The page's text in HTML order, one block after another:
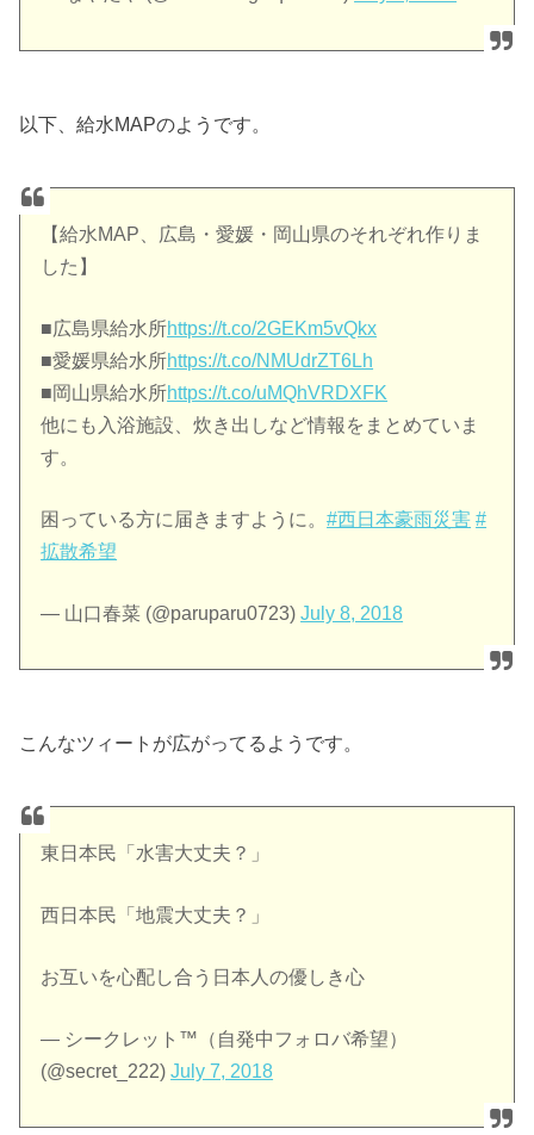
以下、給水MAPのようです。
【給水MAP、広島・愛媛・岡山県のそれぞれ作りま
した】
■広島県給水所https://t.co/2GEKm5vQkx
■愛媛県給水所https://t.co/NMUdrZT6Lh
■岡山県給水所https://t.co/uMQhVRDXFK
他にも入浴施設、炊き出しなど情報をまとめていま
す。
困っている方に届きますように。#西日本豪雨災害 #
拡散希望
— 山口春菜 (@paruparu0723)July 8, 2018
こんなツィートが広がってるようです。
東日本民「水害大丈夫？」
西日本民「地震大丈夫？」
お互いを心配し合う日本人の優しき心
— シークレット™（自発中フォロバ希望）
(@secret_222)July 7, 2018